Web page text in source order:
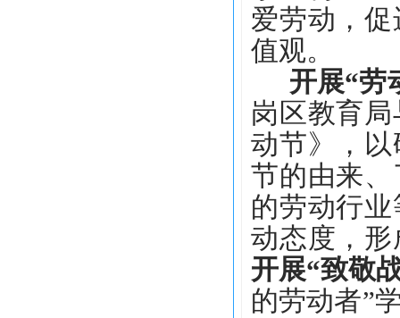
爱劳动，
值观。
开展“劳
岗区教育局
动节》
，以
节的由来
的劳动行业
动态度，
开展“致敬
的劳动者”